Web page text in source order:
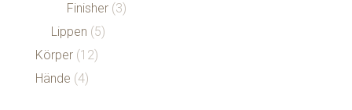
Finisher (3)
Lippen (5)
Körper (12)
Hände (4)